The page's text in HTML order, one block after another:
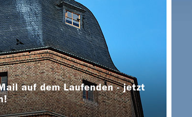
auf dem Laufenden - jetzt